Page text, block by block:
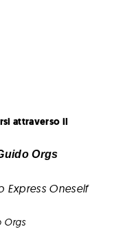
attraverso il
Orgs
Express Oneself
Orgs